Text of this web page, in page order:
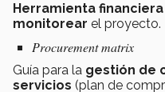
Herramienta financiera
monitorear el proyecto.
Procurement matrix
Guía para la gestión de
servicios (plan de